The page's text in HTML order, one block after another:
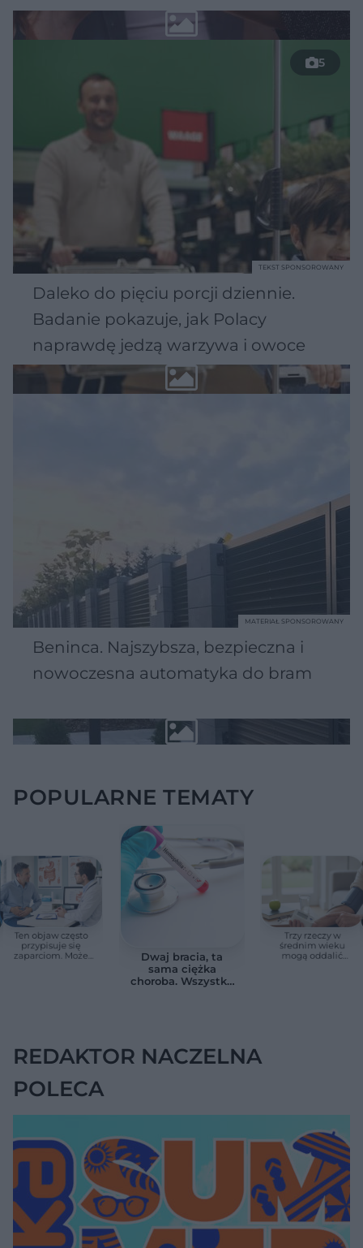
5
Daleko do pięciu porcji dziennie.
Badanie pokazuje, jak Polacy
naprawdę jedzą warzywa i owoce
TEKST SPONSOROWANY
Beninca. Najszybsza, bezpieczna i
nowoczesna automatyka do bram
MATERIAŁ SPONSOROWANY
POPULARNE TEMATY
Ten objaw często
przypisuje się
zaparciom. Może
Dwaj bracia, ta
sama ciężka
choroba. Wszystko
Trzy rzeczy w
średnim wieku
mogą oddalić
REDAKTOR NACZELNA
POLECA